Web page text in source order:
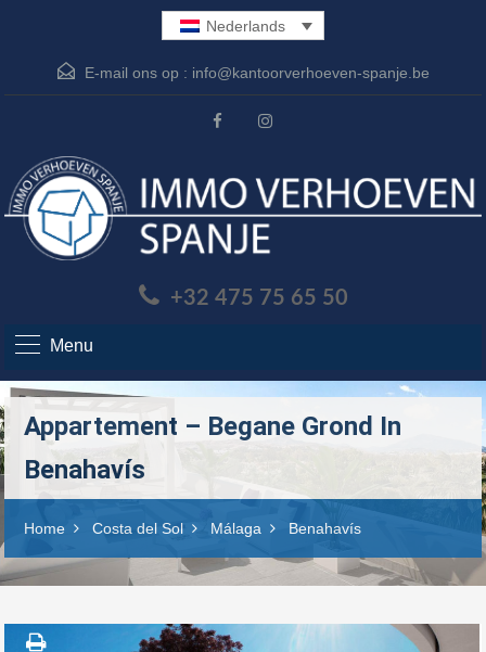
Nederlands
E-mail ons op : info@kantoorverhoeven-spanje.be
+32 475 75 65 50
Menu
Appartement – Begane Grond In
Benahavís
Home Costa del Sol Málaga Benahavís